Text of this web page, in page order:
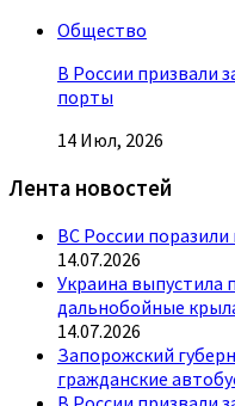
Общество
В России призвали
порты
14 Июл, 2026
Лента новостей
ВС России
14.07.2026
Украина выпустила
дальнобойные
14.07.2026
Запорожский
гражданские